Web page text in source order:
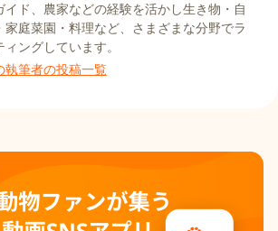
イド、農家などの経験を活かし生き物・自
家庭菜園・料理など、さまざまな分野でラ
ィングしています。
執筆者の投稿一覧